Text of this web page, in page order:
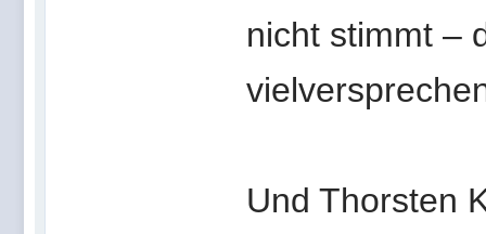
nicht stimmt –
Und Thorsten